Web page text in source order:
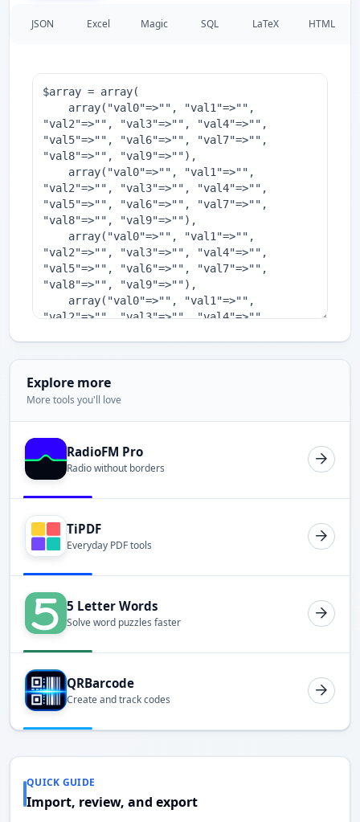
JSON Excel Magic SQL LaTeX HTML
Explore more
More tools you'll love
RadioFM Pro
Radio without borders
TiPDF
Everyday PDF tools
5 Letter Words
Solve word puzzles faster
QRBarcode
Create and track codes
QUICK GUIDE
Import, review, and export